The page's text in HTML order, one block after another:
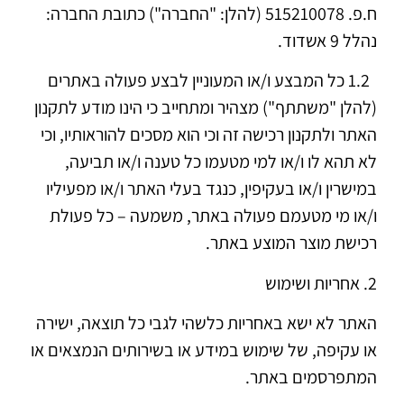
ח.פ. 515210078 (להלן: "החברה") כתובת החברה:
נהלל 9 אשדוד.
1.2 כל המבצע ו/או המעוניין לבצע פעולה באתרים
(להלן "משתתף") מצהיר ומתחייב כי הינו מודע לתקנון
האתר ולתקנון רכישה זה וכי הוא מסכים להוראותיו, וכי
לא תהא לו ו/או למי מטעמו כל טענה ו/או תביעה,
במישרין ו/או בעקיפין, כנגד בעלי האתר ו/או מפעיליו
ו/או מי מטעמם פעולה באתר, משמעה – כל פעולת
רכישת מוצר המוצע באתר.
2. אחריות ושימוש
האתר לא ישא באחריות כלשהי לגבי כל תוצאה, ישירה
או עקיפה, של שימוש במידע או בשירותים הנמצאים או
המתפרסמים באתר.